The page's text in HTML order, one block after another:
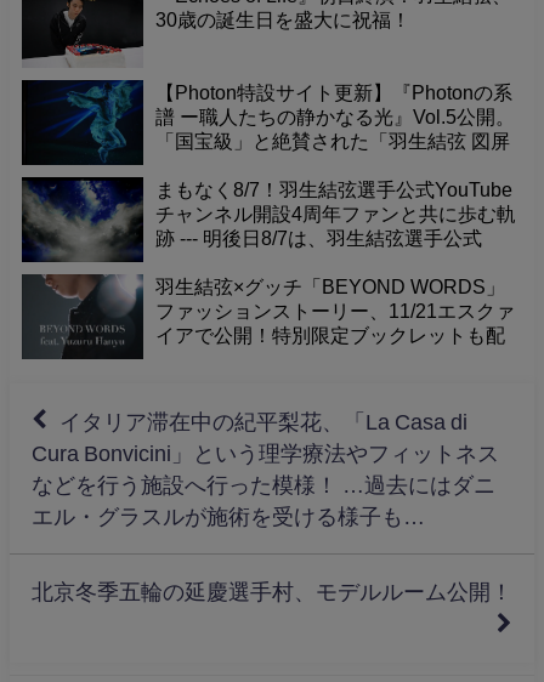
30歳の誕生日を盛大に祝福！
【Photon特設サイト更新】『Photonの系
譜 ー職人たちの静かなる光』Vol.5公開。
「国宝級」と絶賛された「羽生結弦 図屏
の真髄を深掘り。
まもなく8/7！羽生結弦選手公式YouTube
チャンネル開設4周年ファンと共に歩む軌
跡 --- 明後日8/7は、羽生結弦選手公式
すべき日です！これまで素晴らしい演技
やメッセージを届けてくれたチャンネル
に感謝の気持ちを込めて、一緒にお祝い
羽生結弦×グッチ「BEYOND WORDS」
ファッションストーリー、11/21エスクァ
イアで公開！特別限定ブックレットも配
イタリア滞在中の紀平梨花、「La Casa di
Cura Bonvicini」という理学療法やフィットネス
などを行う施設へ行った模様！ …過去にはダニ
エル・グラスルが施術を受ける様子も…
北京冬季五輪の延慶選手村、モデルルーム公開！